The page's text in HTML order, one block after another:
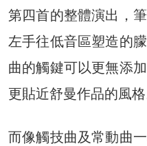
第四首的整體演出，
左手往低音區塑造的
曲的觸鍵可以更無添
更貼近舒曼作品的風格
而像觸技曲及常動曲